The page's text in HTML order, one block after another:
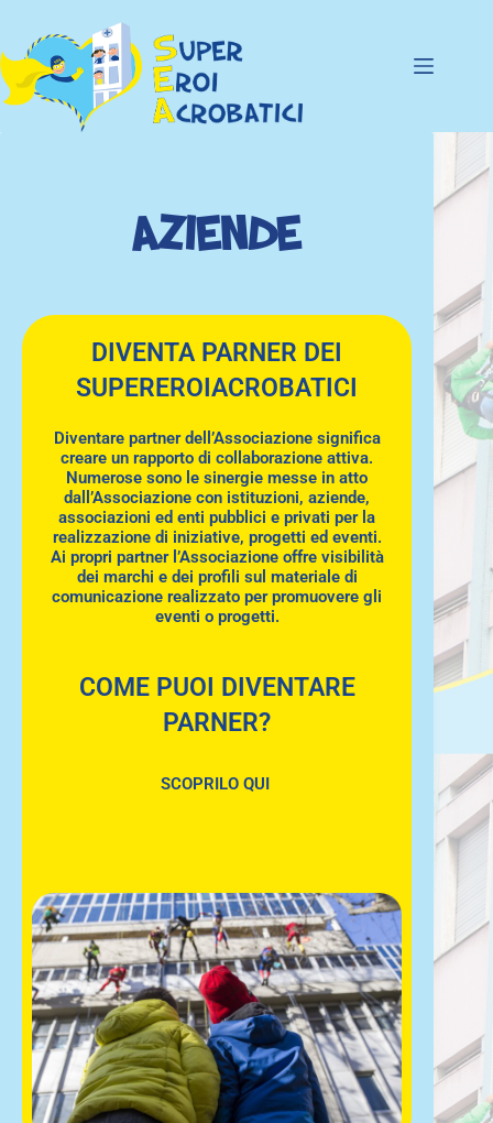
aziende
DIVENTA PARNER DEI
SUPEREROIACROBATICI
Diventare partner dell’Associazione significa
creare un rapporto di collaborazione attiva.
Numerose sono le sinergie messe in atto
dall’Associazione con istituzioni, aziende,
associazioni ed enti pubblici e privati per la
realizzazione di iniziative, progetti ed eventi.
Ai propri partner l’Associazione offre visibilità
dei marchi e dei profili sul materiale di
comunicazione realizzato per promuovere gli
eventi o progetti.
COME PUOI DIVENTARE
PARNER?
SCOPRILO QUI